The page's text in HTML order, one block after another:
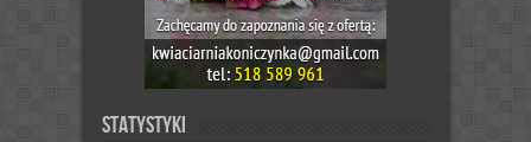
Statystyki